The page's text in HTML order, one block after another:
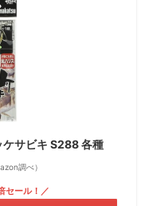
サビキ S288 各種
調べ）
セール！／